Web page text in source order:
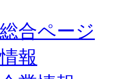
合ページ
報